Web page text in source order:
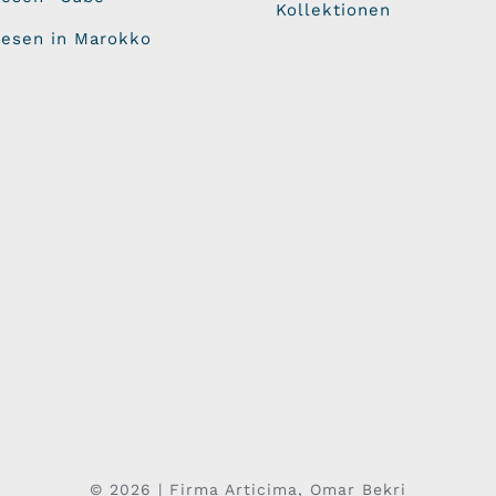
in Marokko
Kollektionen
© 2026 | Firma Articima, Omar Bekri